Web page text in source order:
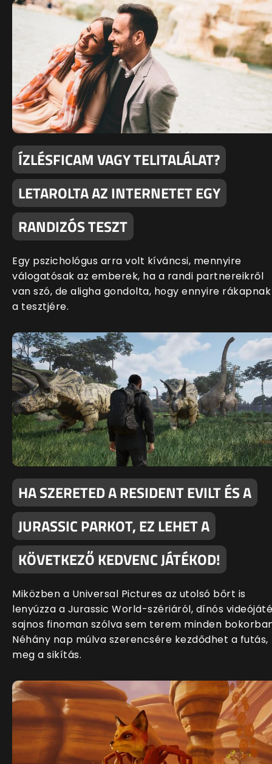
ÍZLÉSFICAM VAGY TELITALÁLAT?
LETAROLTA AZ INTERNETET EGY
RANDIZÓS TESZT
Egy pszichológus arra volt kíváncsi, mennyire
válogatósak az emberek, ha a randi partnereikről
van szó, de aligha gondolta, hogy ennyire rákapnak
a tesztjére.
HA SZERETED A RESIDENT EVILT ÉS A
JURASSIC PARKOT, EZ LEHET A
KÖVETKEZŐ KEDVENC JÁTÉKOD!
Miközben a Universal Pictures az utolsó bőrt is
lenyúzza a Jurassic World-szériáról, dínós
sajnos finoman szólva sem terem minden
Néhány nap múlva szerencsére kezdődhet a futás,
meg a sikítás.